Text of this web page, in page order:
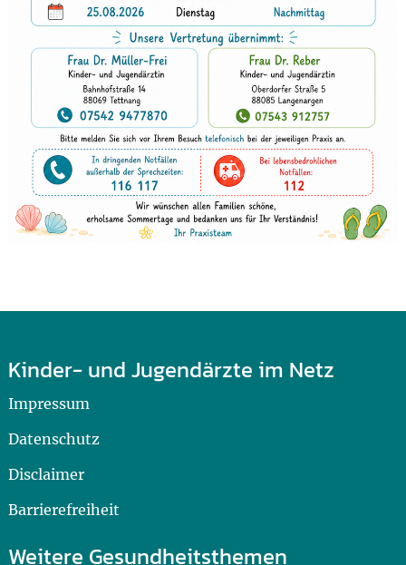
Kinder- und Jugendärzte im Netz
Impressum
Datenschutz
Disclaimer
Barrierefreiheit
Weitere Gesundheitsthemen